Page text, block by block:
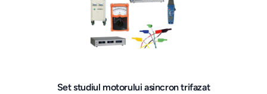
Set studiul motorului asincron trifazat